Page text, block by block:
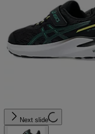
Next slide